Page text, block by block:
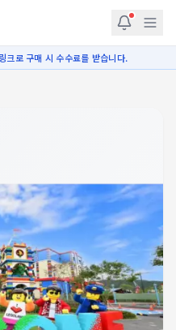
크로 구매 시 수수료를 받습니다.